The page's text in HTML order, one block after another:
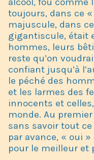
toujours, dans ce
majuscule, dans
gigantiscule, était
hommes, leurs
reste qu’on
confiant jusqu’à
le péché des
et les larmes des
innocents et
monde. Au
sans savoir tout
par avance, « oui
pour le meilleur et